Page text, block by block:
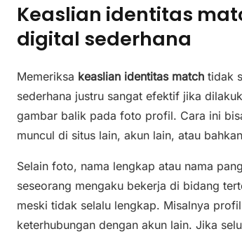
Keaslian identitas
digital sederhana
Memeriksa keaslian identitas match tidak
sederhana justru sangat efektif jika
gambar balik pada foto profil. Cara ini
muncul di situs lain, akun lain, atau
Selain foto, nama lengkap atau nama
seseorang mengaku bekerja di bidang
meski tidak selalu lengkap. Misalnya
keterhubungan dengan akun lain. Jika